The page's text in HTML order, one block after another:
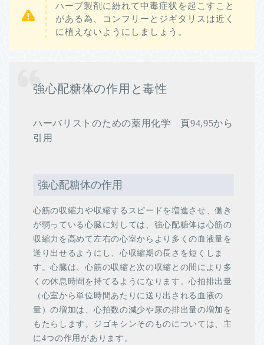
ハーブ製剤に紛れて中毒症状を起こすこと
がある為、コンフリーとジギタリスは近く
に植えないようにしましょう。
強心配糖体の作用と毒性
ハーバリストのための薬用化学 頁94,95から
引用
強心配糖体の作用
心筋の収縮力や収縮するスピードを増進させ、働き
が弱っている心臓に対しては、強心配糖体は心筋の
収縮力を高めて左右の心室からより多くの血液量を
送り出せるようにし、心収縮期の長さを短くしま
す。心臓は、心筋の収縮と次の収縮との間により多
くの休息時間を持てるようになります。心拍排出量
（心室から単位時間あたりに送り出される血液の
量）の増加は、心拍数の減少や尿の排出量の増加を
もたらします。ジゴキシンそのものについては、主
に4つの作用があります。